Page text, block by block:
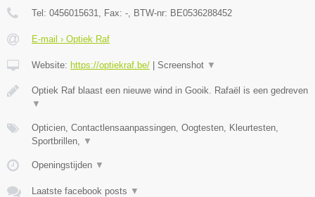
Tel: 0456015631 , Fax: - , BTW-nr: BE0536288452
E-mail › Optiek Raf
Website: https://optiekraf.be/ | Screenshot ▼
Optiek Raf blaast een nieuwe wind in Gooik. Rafaël is een gedreven
▼
Opticien, Contactlensaanpassingen, Oogtesten, Kleurtesten,
Sportbrillen,
▼
Openingstijden ▼
Laatste facebook posts ▼